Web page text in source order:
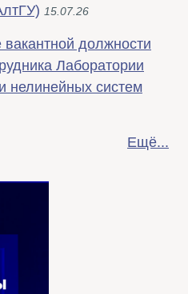
15.07.26
должности
Лаборатории
нелинейных систем
Ещё...